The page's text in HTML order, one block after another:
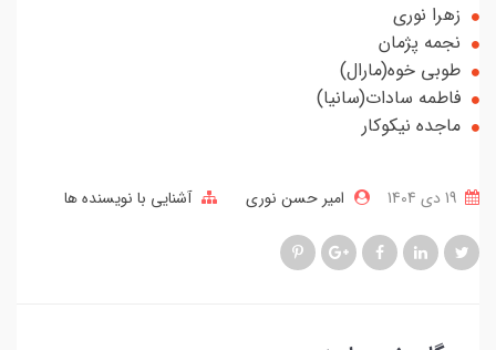
زهرا نوری
نجمه پژمان
طوبی خوه(مارال)
فاطمه سادات(سانیا)
ماجده نیکوکار
امیر حسن نوری آشنایی با نویسنده ها